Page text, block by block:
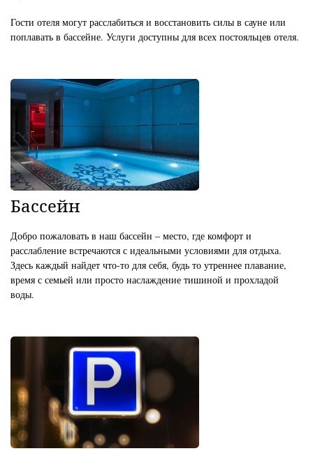
Гости отеля могут расслабиться и восстановить силы в сауне или
поплавать в бассейне. Услуги доступны для всех постояльцев отеля.
Бассейн
Добро пожаловать в наш бассейн – место, где комфорт и
расслабление встречаются с идеальными условиями для отдыха.
Здесь каждый найдет что-то для себя, будь то утреннее плавание,
время с семьей или просто наслаждение тишиной и прохладой
воды.